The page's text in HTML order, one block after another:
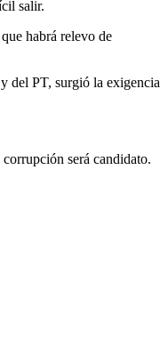
salir.
habrá relevo de
del PT, surgió la exigencia
será candidato.